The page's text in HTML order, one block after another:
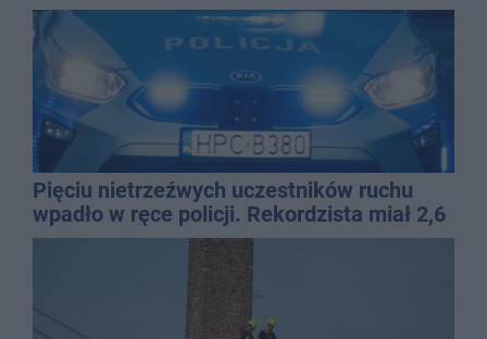
Pięciu nietrzeźwych uczestników ruchu
wpadło w ręce policji. Rekordzista miał 2,6
promila